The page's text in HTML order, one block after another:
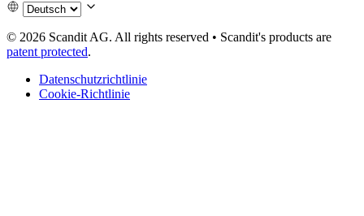
© 2026 Scandit AG. All rights reserved • Scandit's products are
patent protected.
Datenschutzrichtlinie
Cookie-Richtlinie